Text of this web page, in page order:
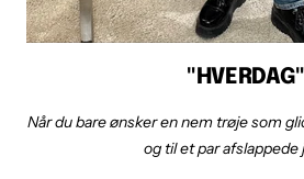
"HVERDAG"
Når du bare ønsker en nem trøje som
og til et par afslappede